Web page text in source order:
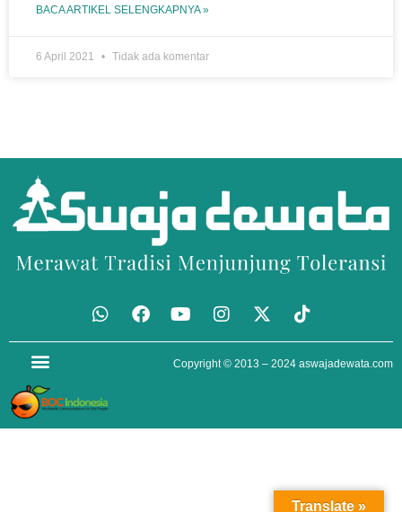
BACA ARTIKEL SELENGKAPNYA »
6 April 2021 Tidak ada komentar
Copyright © 2013 – 2024 aswajadewata.com
Translate »